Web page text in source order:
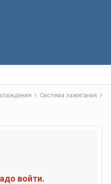
Система зажигания
войти.